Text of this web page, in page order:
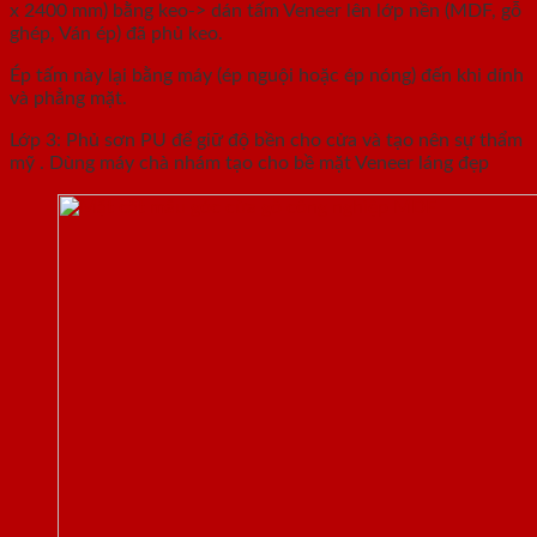
x 2400 mm) bằng keo-> dán tấm Veneer lên lớp nền (MDF, gỗ
ghép, Ván ép) đã phủ keo.
Ép tấm này lại bằng máy (ép nguội hoặc ép nóng) đến khi dính
và phẳng mặt.
Lớp 3: Phủ sơn PU để giữ độ bền cho cửa và tạo nên sự thẩm
mỹ . Dùng máy chà nhám tạo cho bề mặt Veneer láng đẹp